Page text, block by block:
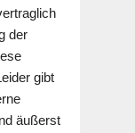
der
gibt
äußerst